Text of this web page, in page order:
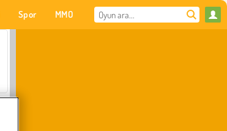
Spor MMO